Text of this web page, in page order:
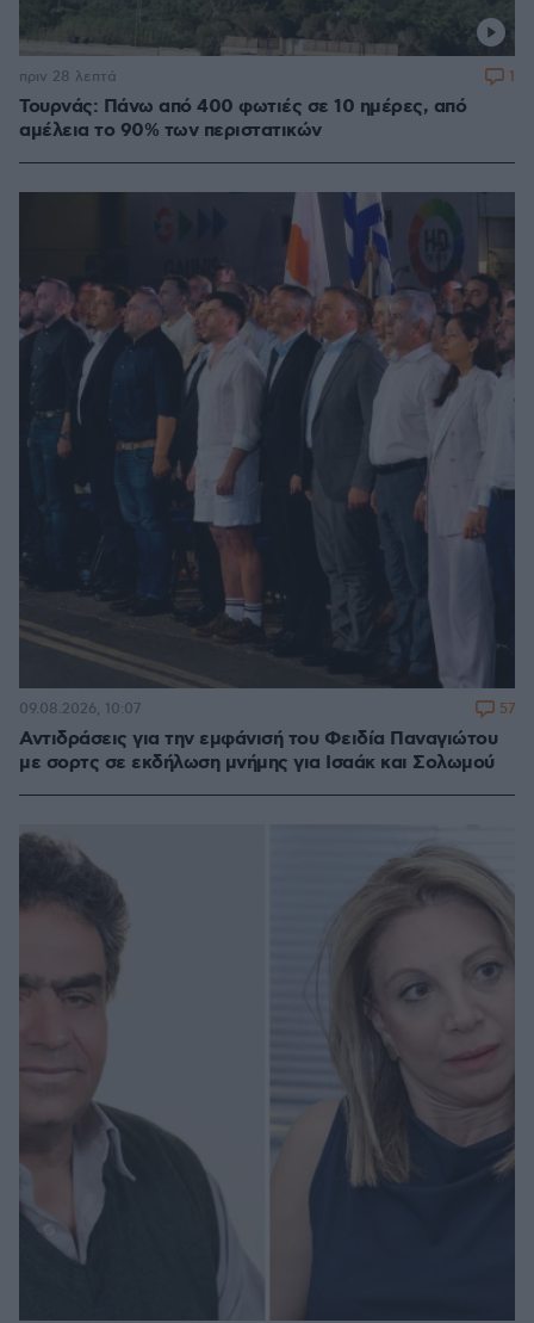
Τουρνάς: Πάνω από 400 φωτιές σε 10 ημέρες, από
αμέλεια το 90% των περιστατικών
πριν 28 λεπτά 1
Αντιδράσεις για την εμφάνισή του Φειδία Παναγιώτου
με σορτς σε εκδήλωση μνήμης για Ισαάκ και Σολωμού
09.08.2026, 10:07 57